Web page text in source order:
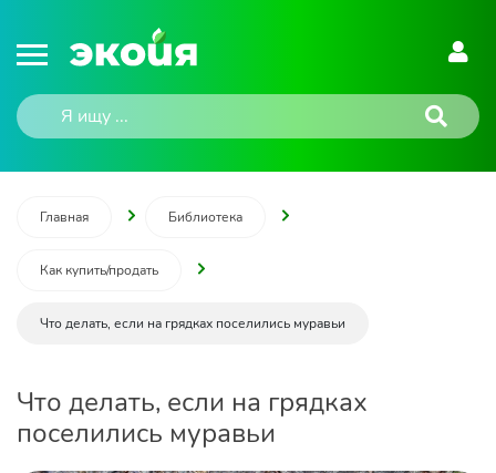
Главная Библиотека
Как купить/продать
Что делать, если на грядках поселились муравьи
Что делать, если на грядках
поселились муравьи